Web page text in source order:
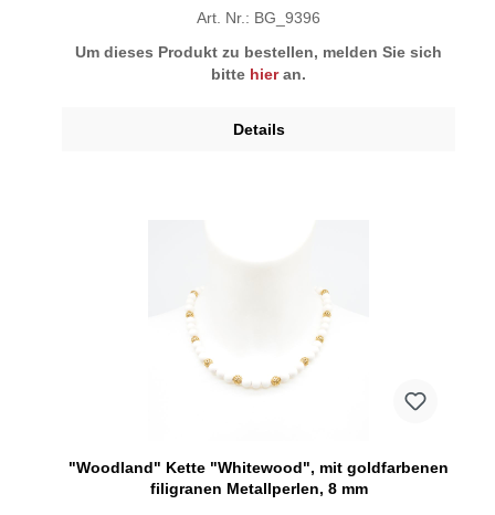
Art. Nr.: BG_9396
Um dieses Produkt zu bestellen, melden Sie sich
bitte hieran.
Details
"Woodland" Kette "Whitewood", mit goldfarbenen
filigranen Metallperlen, 8 mm